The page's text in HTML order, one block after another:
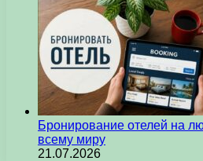
Бронирование отелей на
всему миру
21.07.2026